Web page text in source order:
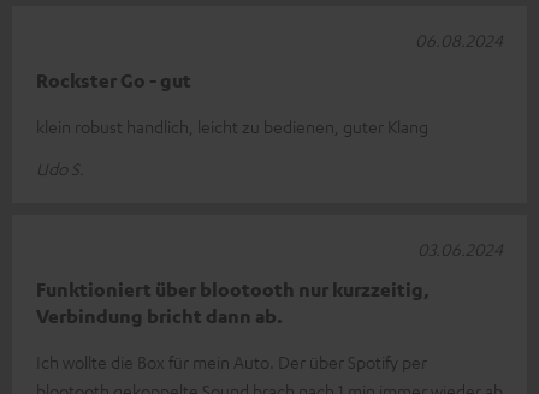
Rockster Go - gut
klein robust handlich, leicht zu bedienen, guter Klang
Udo S.
06.08.2024
Funktioniert über blootooth nur kurzzeitig,
Verbindung bricht dann ab.
Ich wollte die Box für mein Auto. Der über Spotify per
03.06.2024